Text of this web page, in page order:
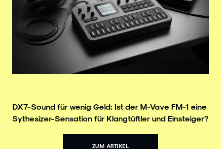
DX7-Sound für wenig Geld: Ist der M-Vave FM-1 eine
Sythesizer-Sensation für Klangtüftler und Einsteiger?
ZUM ARTIKEL